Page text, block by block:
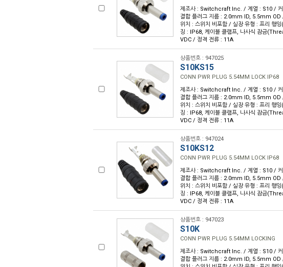
제조사 : Switchcraft Inc. / 계열 : S10 /
결합 플러그 지름 : 2.0mm ID, 5.5mm OD
위치 : 스위치 비포함 / 실장 유형 : 프리 행
징 : IP68, 케이블 클램프, 나사식 잠금
VDC / 정격 전류 : 11A
상품번호 : 947025
S10KS15
CONN PWR PLUG 5.54MM LOCK IP68
제조사 : Switchcraft Inc. / 계열 : S10 /
결합 플러그 지름 : 2.0mm ID, 5.5mm OD
위치 : 스위치 비포함 / 실장 유형 : 프리 행
징 : IP68, 케이블 클램프, 나사식 잠금
VDC / 정격 전류 : 11A
상품번호 : 947024
S10KS12
CONN PWR PLUG 5.54MM LOCK IP68
제조사 : Switchcraft Inc. / 계열 : S10 /
결합 플러그 지름 : 2.0mm ID, 5.5mm OD
위치 : 스위치 비포함 / 실장 유형 : 프리 행
징 : IP68, 케이블 클램프, 나사식 잠금
VDC / 정격 전류 : 11A
상품번호 : 947023
S10K
CONN PWR PLUG 5.54MM LOCKING
제조사 : Switchcraft Inc. / 계열 : S10 /
결합 플러그 지름 : 2.0mm ID, 5.5mm OD